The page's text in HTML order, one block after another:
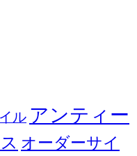
ル アンティー
オーダーサイ